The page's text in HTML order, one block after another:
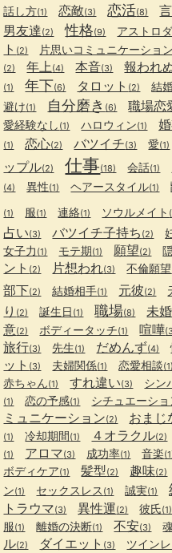
話し方(1) 恋敵(3) 恋活(8)
男友達(2) 性格(9) アストロ
ト (2) 片思いコミュニケーション
(2) 年上(4) 本音(3) 報われ
(1) 年下(6) タロット (2) 結
避け(1) 自分磨き (6) 職場恋
愛経験なし (1) ハロウィン(1)
(1) 恋心(2) バツイチ(3) 愛(1)
ップル(2) 仕事(18) 会話(1)
(4) 異性(1) ヘアースタイル(1)
(1) 服(1) 連絡(1) ソウルメイト
占い(3) バツイチ子持ち (2)
女子力 (1) モテ期(1) 願望(2)
ント (2) 片想われ(3) 不倫願望
部下(2) 結婚相手(1) 元彼(2)
り (2) 誕生日 (1) 職場(8) 未婚
意(2) ボディータッチ(1) 喧嘩
旅行(3) 先生(1) だめんず(4)
ット (3) 夫婦関係(1) 恋愛相談(1)
赤ちゃん(1) すれ違い(3) シン
(1) 恋の予感(1) シチュエーショ
ミュニケーション(2) おまじ
(1) 冷却期間 (1) ４オラクル(2)
(1) アロマ(3) 成功率(1) 音楽
ボディケア(1) 髪型(2) 趣味(2)
ン(1) セックスレス (1) 誠実(1)
トラウマ(3) 異性運(2) 彼氏(1)
服(1) 離婚の決断(1) 不安(3)
ル(2) ダイエット (3) ツイン